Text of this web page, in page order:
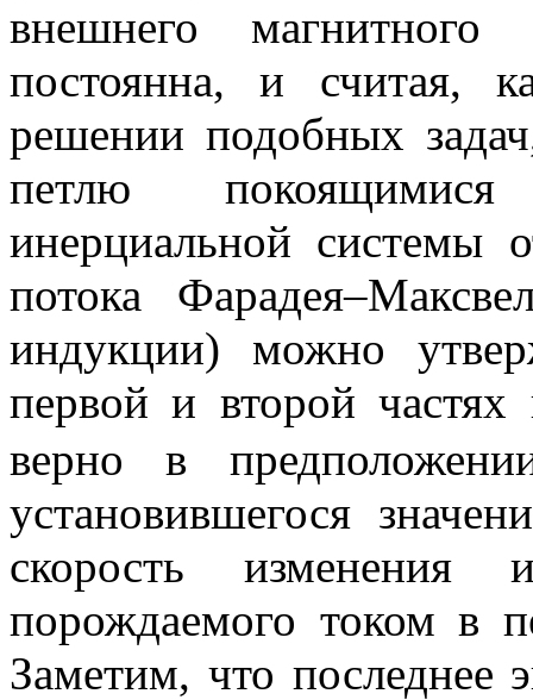
внешнего
постоянна, и считая,
решении подобных
петлю покоящимися
инерциальной системы
потока
индукции) можно
первой и второй
верно в
установившегося
скорость изменения
порождаемого током в
Заметим, что последнее